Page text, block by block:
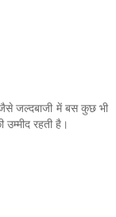
जल्दबाजी में बस कुछ भी
रहती है।